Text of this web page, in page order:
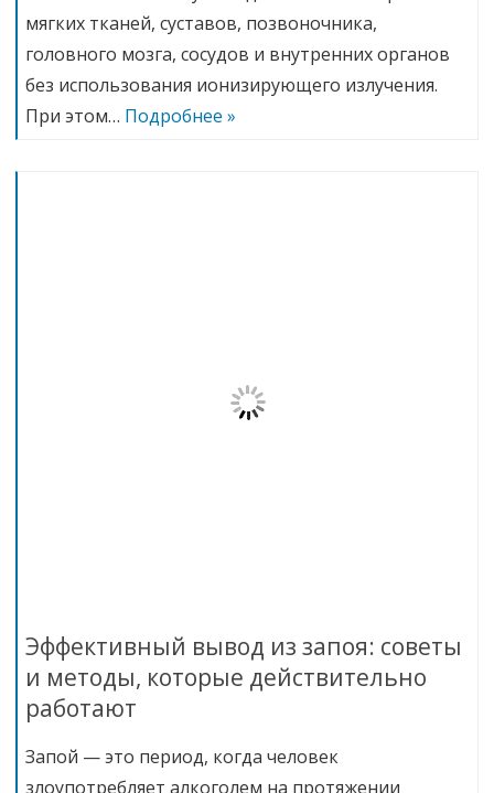
мягких тканей, суставов, позвоночника,
головного мозга, сосудов и внутренних органов
без использования ионизирующего излучения.
При этом… Подробнее »
Эффективный вывод из запоя: советы
и методы, которые действительно
работают
Запой — это период, когда человек
злоупотребляет алкоголем на протяжении